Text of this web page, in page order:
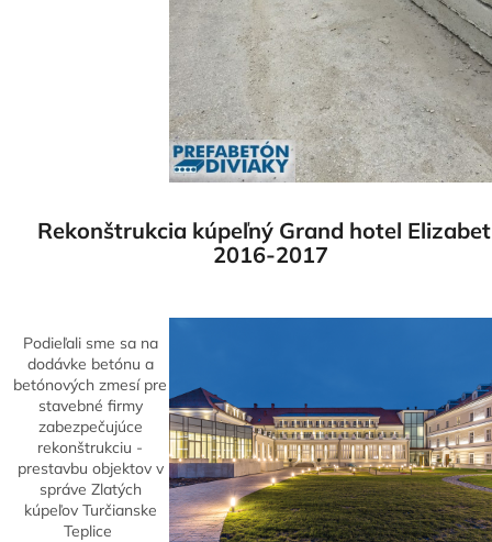
Rekonštrukcia kúpeľný Grand hotel
2016-2017
Podieľali sme sa na
dodávke betónu a
betónových zmesí pre
stavebné firmy
zabezpečujúce
rekonštrukciu -
prestavbu objektov v
správe Zlatých
kúpeľov Turčianske
Teplice